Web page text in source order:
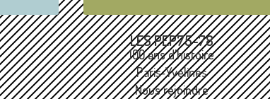
LES PEP75-78
100 ans d'histoire
Paris‑Yvelines
Nous rejoindre